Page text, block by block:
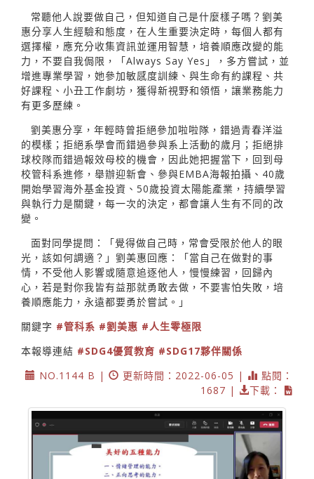
常聽他人說要做自己，但知道自己是什麼樣子嗎？劉美
惠分享人生經驗和態度，在人生重要決定時，每個人都有
選擇權，應充分收集資訊並運用智慧，培養順應改變的能
力，不要自我侷限，「Always Say Yes」，多方嘗試，並
增進專業學習，她參加敏感度訓練、與生命有約課程、共
好課程、小丑工作劇坊，獲得新視野和領悟，讓業務能力
有更多歷練。
劉美惠分享，年輕時曾拒絕參加啦啦隊，錯過青春洋溢
的模樣；拒絕系學會而錯過參與系上活動的歲月；拒絕排
球校隊而錯過報效母校的機會，因此她把握當下，回到母
校管科系進修，舉辦迎新會、參與EMBA海報拍攝、40歲
開始學習海外基金投資、50歲投資太陽能產業，持續學習
與執行力是關鍵，每一次的決定，都會讓人生有不同的改
變。
面對同學提問：「覺得做自己時，常會受限於他人的眼
光，該如何調適？」劉美惠回應：「當自己在做對的事
情，不受他人影響或隨意追逐他人，慢慢練習，回歸內
心，若是對你我皆有益那就勇敢去做，不要害怕失敗，培
養順應能力，永遠都要勇於嘗試。」
關鍵字 #管科系 #劉美惠 #人生零極限
本報導連結 #SDG4優質教育 #SDG17夥伴關係
NO.1144 B |
更新時間：2022-06-05 |
點閱：
1687 |
下載：